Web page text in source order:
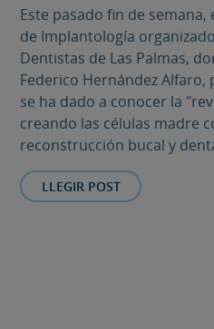
Este pasado fin de
de Implantología
Dentistas de Las Palmas,
Federico Hernández
se ha dado a conocer la
creando las células madre
reconstrucción bucal y
LLEGIR POST